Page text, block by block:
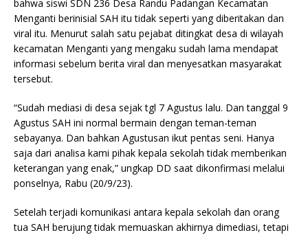
bahwa siswi SDN 236 Desa Randu Padangan Kecamatan
Menganti berinisial SAH itu tidak seperti yang diberitakan dan
viral itu. Menurut salah satu pejabat ditingkat desa di wilayah
kecamatan Menganti yang mengaku sudah lama mendapat
informasi sebelum berita viral dan menyesatkan masyarakat
tersebut.
“Sudah mediasi di desa sejak tgl 7 Agustus lalu. Dan tanggal 9
Agustus SAH ini normal bermain dengan teman-teman
sebayanya. Dan bahkan Agustusan ikut pentas seni. Hanya
saja dari analisa kami pihak kepala sekolah tidak memberikan
keterangan yang enak,” ungkap DD saat dikonfirmasi melalui
ponselnya, Rabu (20/9/23).
Setelah terjadi komunikasi antara kepala sekolah dan orang
tua SAH berujung tidak memuaskan akhirnya dimediasi, tetapi